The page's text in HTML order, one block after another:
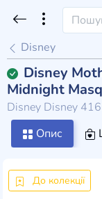
Disney
Disney
Midnight
Disney Disney
Опис
До колекції